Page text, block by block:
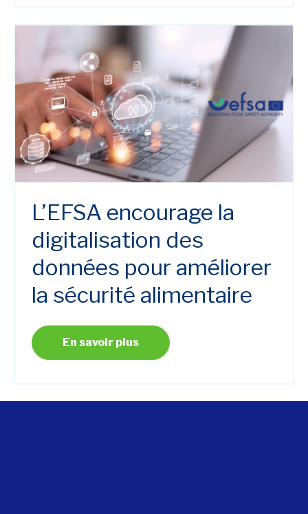
L’EFSA encourage la
digitalisation des
données pour améliorer
la sécurité alimentaire
En savoir plus